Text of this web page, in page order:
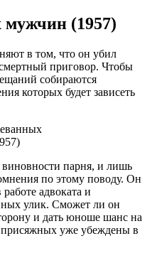
мужчин (1957)
в том, что он убил
приговор. Чтобы
собираются
которых будет зависеть
парня, и лишь
по этому поводу. Он
адвоката и
улик. Сможет ли он
и дать юноше шанс на
уже убеждены в